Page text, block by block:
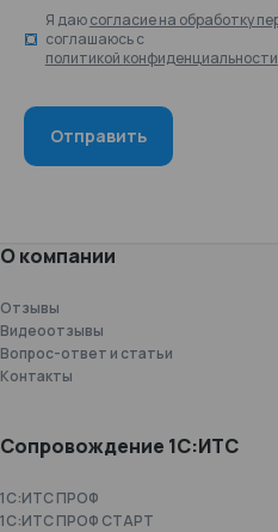
Я даюсогласие на обработку
соглашаюсь с
политикой конфиденциальности
О компании
Отзывы
Видеоотзывы
Вопрос-ответ и статьи
Контакты
Сопровождение 1С:ИТС
1С:ИТС ПРОФ
1С:ИТС ПРОФ СТАРТ